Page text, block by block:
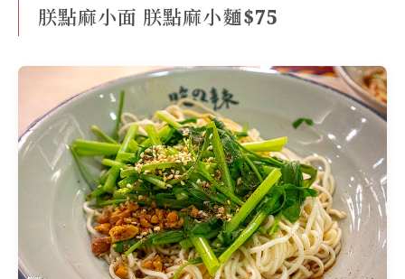
朕點麻小面 朕點麻小麵$75